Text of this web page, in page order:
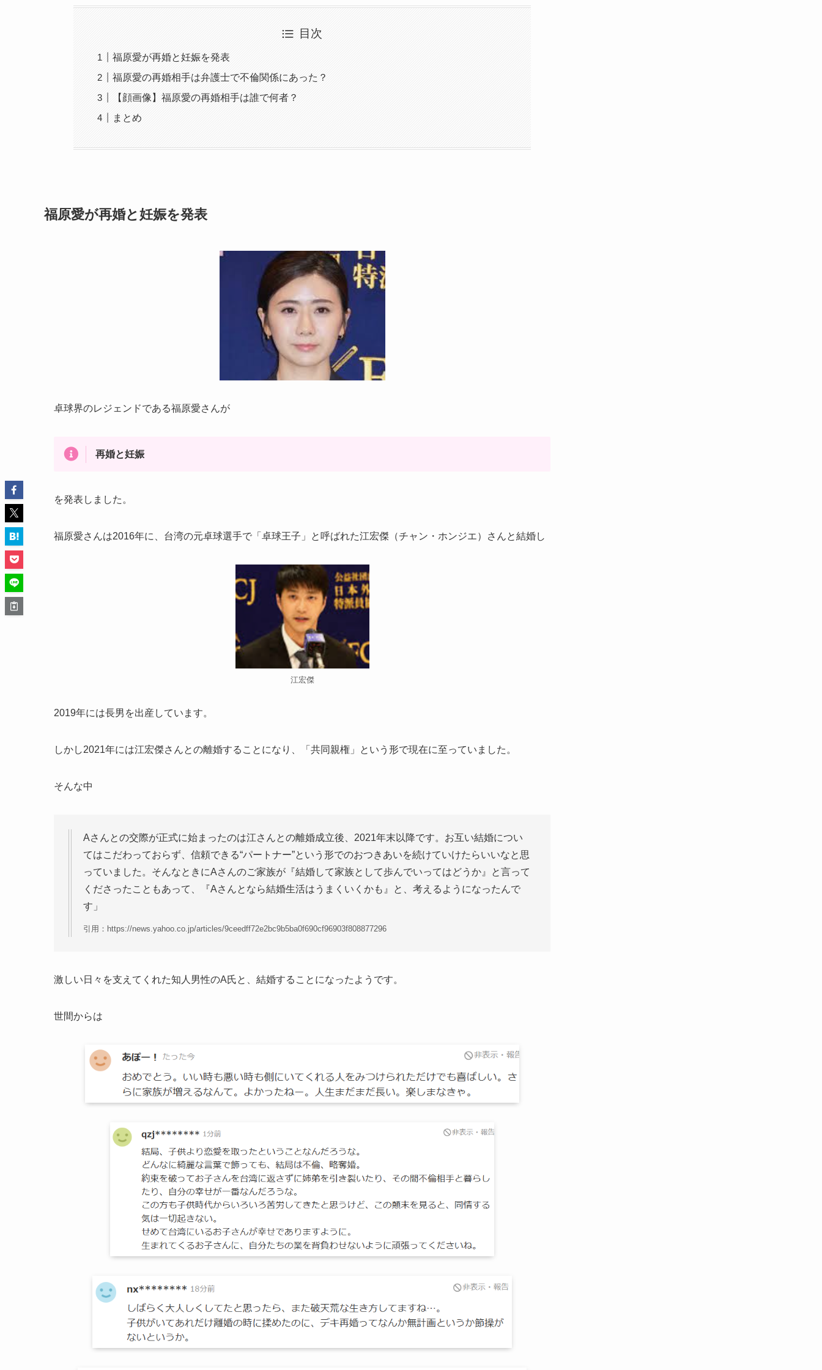
目次
福原愛が再婚と妊娠を発表
福原愛の再婚相手は弁護士で不倫関係にあった？
【顔画像】福原愛の再婚相手は誰で何者？
まとめ
福原愛が再婚と妊娠を発表
卓球界のレジェンドである福原愛さんが
再婚と妊娠
を発表しました。
福原愛さんは2016年に、台湾の元卓球選手で「卓球王子」と呼ばれた江宏傑（チャン・ホンジエ）さんと結婚し
江宏傑
2019年には長男を出産しています。
しかし2021年には江宏傑さんとの離婚することになり、「共同親権」という形で現在に至っていました。
そんな中
Aさんとの交際が正式に始まったのは江さんとの離婚成立後、2021年末以降です。お互い結婚につい
てはこだわっておらず、信頼できる“パートナー”という形でのおつきあいを続けていけたらいいなと思
っていました。そんなときにAさんのご家族が『結婚して家族として歩んでいってはどうか』と言って
くださったこともあって、『Aさんとなら結婚生活はうまくいくかも』と、考えるようになったんで
す」
引用：https://news.yahoo.co.jp/articles/9ceedff72e2bc9b5ba0f690cf96903f808877296
激しい日々を支えてくれた知人男性のA氏と、結婚することになったようです。
世間からは